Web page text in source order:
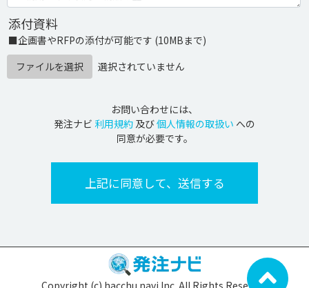
添付資料
■企画書やRFPの添付が可能です (10MBまで)
ファイルを選択
選択されていません
お問い合わせには、
発注ナビ 利用規約 及び個人情報の取扱い への
同意が必要です。